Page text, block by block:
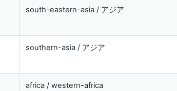
south-eastern-asia / アジア
southern-asia / アジア
africa / western-africa